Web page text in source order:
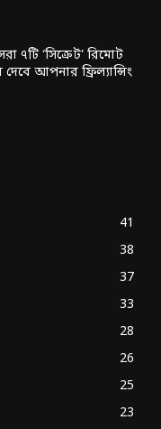
৭টি ‘সিক্রেট’ রিমোট
আপনার ফ্রিল্যান্সিং
41
38
37
33
28
26
25
23